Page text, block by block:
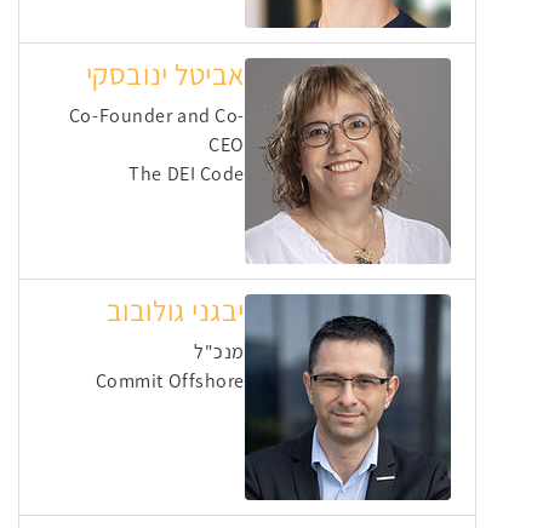
אביטל ינובסקי
Co-Founder and Co-
CEO
The DEI Code
יבגני גולובוב
מנכ"ל
Commit Offshore